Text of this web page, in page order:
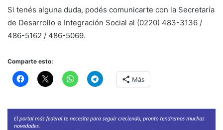
Si tenés alguna duda, podés comunicarte con la Secretaría
de Desarrollo e Integración Social al (0220) 483-3136 /
486-5162 / 486-5069.
Comparte esto:
Más